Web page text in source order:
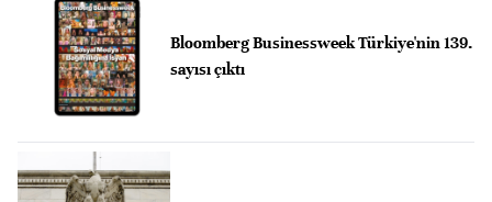
Bloomberg Businessweek Türkiye'nin 139.
sayısı çıktı